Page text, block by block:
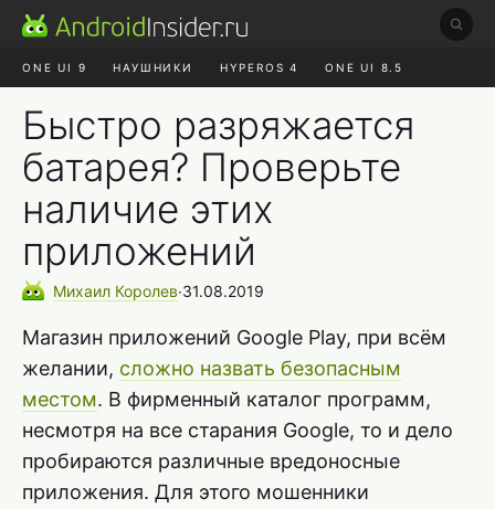
ONE UI 9 НАУШНИКИ HYPEROS 4 ONE UI 8.5
Быстро разряжается
батарея? Проверьте
наличие этих
приложений
Михаил Королев∙31.08.2019
Магазин приложений Google Play, при всём
желании, сложно назвать безопасным
местом. В фирменный каталог программ,
несмотря на все старания Google, то и дело
пробираются различные вредоносные
приложения. Для этого мошенники